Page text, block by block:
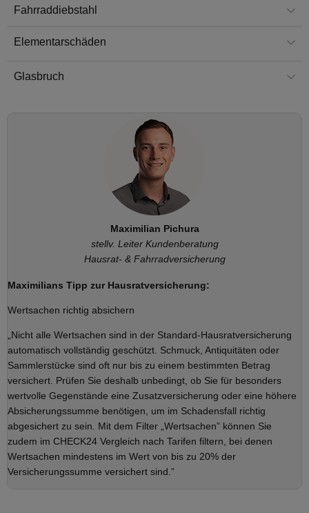
Fahrraddiebstahl
Elementarschäden
Glasbruch
Maximilian Pichura
stellv. Leiter Kundenberatung
Hausrat- & Fahrradversicherung
Maximilians Tipp zur Hausratversicherung:
Wertsachen richtig absichern
„Nicht alle Wertsachen sind in der Standard-Hausratversicherung
automatisch vollständig geschützt. Schmuck, Antiquitäten oder
Sammlerstücke sind oft nur bis zu einem bestimmten Betrag
versichert. Prüfen Sie deshalb unbedingt, ob Sie für besonders
wertvolle Gegenstände eine Zusatzversicherung oder eine höhere
Absicherungssumme benötigen, um im Schadensfall richtig
abgesichert zu sein. Mit dem Filter „Wertsachen” können Sie
zudem im CHECK24 Vergleich nach Tarifen filtern, bei denen
Wertsachen mindestens im Wert von bis zu 20% der
Versicherungssumme versichert sind.”